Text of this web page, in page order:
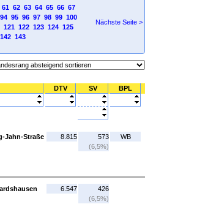
61 62 63 64 65 66 67
94 95 96 97 98 99 100
121 122 123 124 125
142 143
Nächste Seite >
DTV SV BPL
Jahn-Straße
8.815
573
(6,5%)
WB
6.547
426
(6,5%)